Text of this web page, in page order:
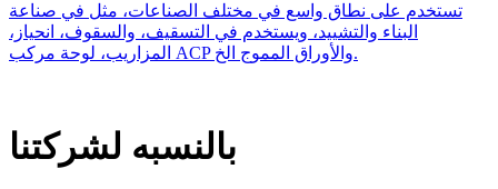
تستخدم على نطاق واسع في مختلف الصناعات، مثل في صناعة
البناء والتشييد، ويستخدم في التسقيف، والسقوف، انحياز،
المزاريب، لوحة مركب ACP والأوراق المموج الخ.
بالنسبه لشركتنا